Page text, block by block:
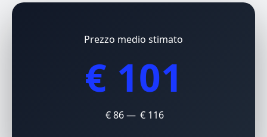
Prezzo medio stimato
€ 101
€ 86 — € 116